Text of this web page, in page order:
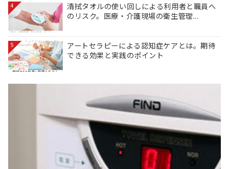
4
清拭タオルの使い回しによる利用者と職員へ
のリスク。医療・介護現場の衛生管理...
5
アートセラピーによる認知症ケアとは。期待
できる効果と実践のポイント